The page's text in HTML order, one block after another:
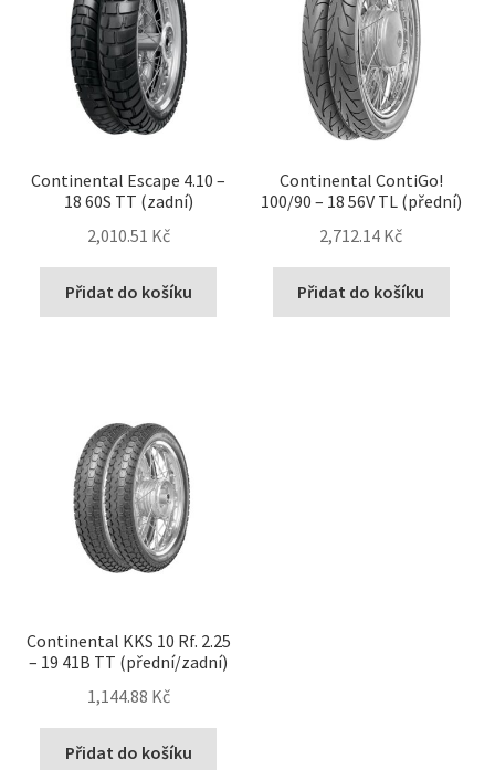
Continental Escape 4.10 –
18 60S TT (zadní)
2,010.51 Kč
Přidat do košíku
Continental ContiGo!
100/90 – 18 56V TL (přední)
2,712.14 Kč
Přidat do košíku
Continental KKS 10 Rf. 2.25
– 19 41B TT (přední/zadní)
1,144.88 Kč
Přidat do košíku